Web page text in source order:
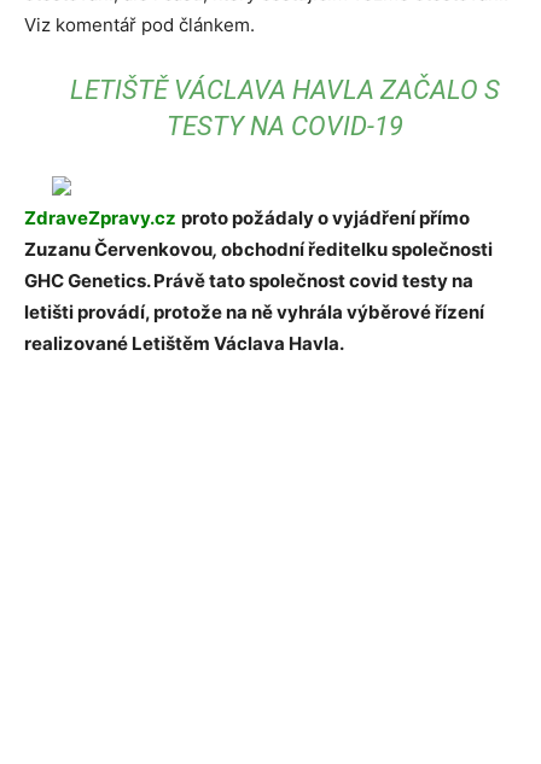
Viz komentář pod článkem.
LETIŠTĚ VÁCLAVA HAVLA ZAČALO S
TESTY NA COVID-19
ZdraveZpravy.cz proto požádaly o vyjádření přímo
Zuzanu Červenkovou, obchodní ředitelku společnosti
GHC Genetics. Právě tato společnost covid testy na
letišti provádí, protože na ně vyhrála výběrové řízení
realizované Letištěm Václava Havla.